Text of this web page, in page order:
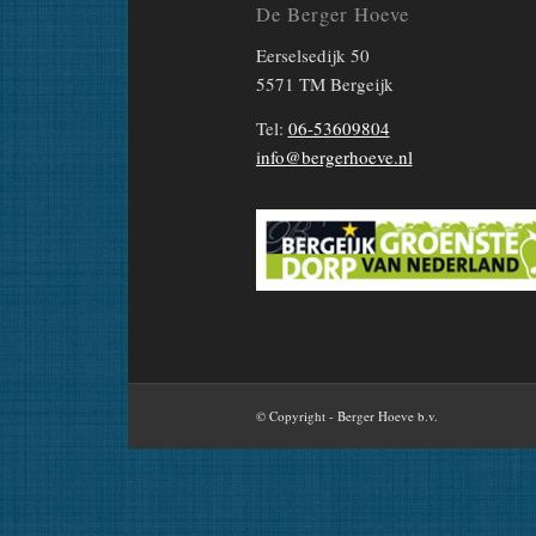
De Berger Hoeve
Eerselsedijk 50
5571 TM Bergeijk
Tel: 06-53609804
info@bergerhoeve.nl
© Copyright - Berger Hoeve b.v.